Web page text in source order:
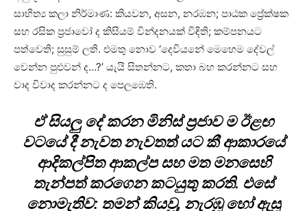
සාහිත්‍ය කලා නිර්මාණ: කියවන, අසන, නරඹන; පාඨක ප්‍රේක්ෂක
සහ රසික ප්‍රජාවෝ ද කිසියම් වින්දනයක් විඳිති; කම්පනයට
පත්වෙති; සුසුම් ලති. එමතු නොව ‘දෙවියනේ මෙහෙම දේවල්
වෙන්න පුළුවන් ද…?’ යැයි සිතන්නට, කතා බහ කරන්නට සහ
වාද විවාද කරන්නට ද පෙලඹෙති.
ඒ සියලු දේ කරන මිනිස් ප්‍රජාව ම ඊළඟ
වටයේ දී නැවත නැවතත් යට කී ආකාරයේ
ආදිකල්පිත ආකල්ප සහ මත මනසෙහි
තැන්පත් කරගෙන කටයුතු කරති. එසේ
නොමැතිව: තමන් කියවූ, නැරඹූ හෝ ඇසූ